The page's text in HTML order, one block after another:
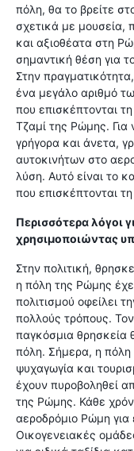
πόλη, θα το βρείτε
σχετικά με μουσεία,
και αξιοθέατα στη
σημαντική θέση για
Στην
ένα μεγάλο αριθμό
που επισκέπτονται
Τζαμί της Ρώμης. Για
γρήγορα και άνετα,
αυτοκινήτων στο
λύση. Αυτό είναι το
που επισκέπτονται
Περισσότερα λόγοι
χρησιμοποιώντας
Στην πολιτική,
η πόλη της Ρώμης
πολιτισμού οφείλει
πολλούς τρόπους.
παγκόσμια θρησκεία
πόλη. Σήμερα, η πόλη
ψυχαγωγία και
έχουν πυροβοληθεί
της Ρώμης. Κάθε
αεροδρόμιο Ρώμη για
Οικογενειακές